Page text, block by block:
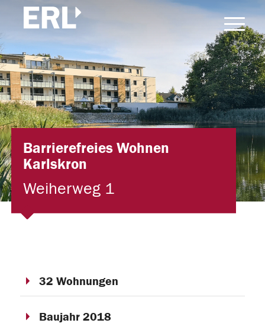
Barrierefreies Wohnen
Karlskron
Weiherweg 1
32 Wohnungen
Baujahr 2018